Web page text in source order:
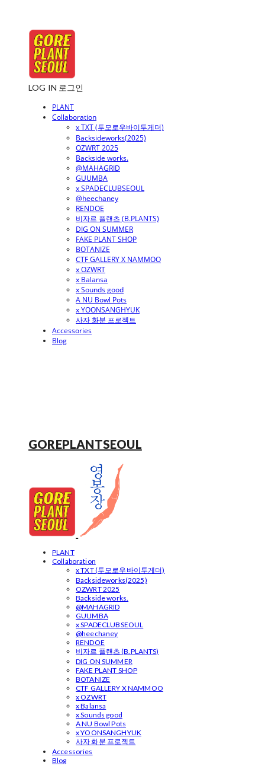
LOG IN 로그인
PLANT
Collaboration
x TXT (투모로우바이투게더)
Backsideworks(2025)
OZWRT 2025
Backside works.
@MAHAGRID
GUUMBA
x SPADECLUBSEOUL
@heechaney
RENDOE
비자르 플랜츠 (B.PLANTS)
DIG ON SUMMER
FAKE PLANT SHOP
BOTANIZE
CTF GALLERY X NAMMOO
x OZWRT
x Balansa
x Sounds good
A NU Bowl Pots
x YOONSANGHYUK
사자 화분 프로젝트
Accessories
Blog
GOREPLANTSEOUL
PLANT
Collaboration
x TXT (투모로우바이투게더)
Backsideworks(2025)
OZWRT 2025
Backside works.
@MAHAGRID
GUUMBA
x SPADECLUBSEOUL
@heechaney
RENDOE
비자르 플랜츠 (B.PLANTS)
DIG ON SUMMER
FAKE PLANT SHOP
BOTANIZE
CTF GALLERY X NAMMOO
x OZWRT
x Balansa
x Sounds good
A NU Bowl Pots
x YOONSANGHYUK
사자 화분 프로젝트
Accessories
Blog